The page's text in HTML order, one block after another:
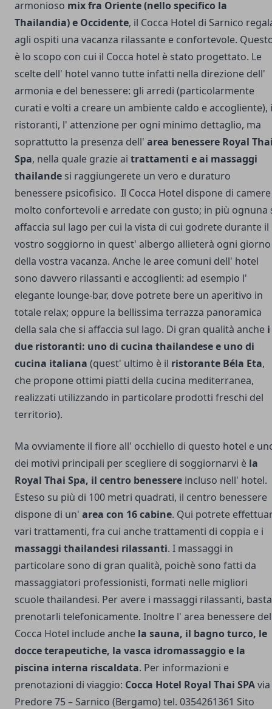
armonioso mix fra Oriente (nello specifico la
Thailandia) e Occidente, il Cocca Hotel di Sarnico
agli ospiti una vacanza rilassante e confortevole.
è lo scopo con cui il Cocca hotel è stato progettato. Le
scelte dell' hotel vanno tutte infatti nella direzione dell'
armonia e del benessere: gli arredi (particolarmente
curati e volti a creare un ambiente caldo e accogliente), i
ristoranti, l' attenzione per ogni minimo dettaglio, ma
soprattutto la presenza dell' area benessere Royal
Spa, nella quale grazie ai trattamenti e ai massaggi
thailande si raggiungerete un vero e duraturo
benessere psicofisico. Il Cocca Hotel dispone di camere
molto confortevoli e arredate con gusto; in più ognuna
affaccia sul lago per cui la vista di cui godrete durante il
vostro soggiorno in quest' albergo allieterà ogni giorno
della vostra vacanza. Anche le aree comuni dell' hotel
sono davvero rilassanti e accoglienti: ad esempio l'
elegante lounge-bar, dove potrete bere un aperitivo in
totale relax; oppure la bellissima terrazza panoramica
della sala che si affaccia sul lago. Di gran qualità anche i
due ristoranti: uno di cucina thailandese e uno di
cucina italiana (quest' ultimo è il ristorante Béla Eta,
che propone ottimi piatti della cucina mediterranea,
realizzati utilizzando in particolare prodotti freschi del
territorio).
Ma ovviamente il fiore all' occhiello di questo hotel e
dei motivi principali per scegliere di soggiornarvi è la
Royal Thai Spa, il centro benessere incluso nell' hotel.
Esteso su più di 100 metri quadrati, il centro benessere
dispone di un' area con 16 cabine. Qui potrete
vari trattamenti, fra cui anche trattamenti di coppia e i
massaggi thailandesi rilassanti. I massaggi in
particolare sono di gran qualità, poichè sono fatti da
massaggiatori professionisti, formati nelle migliori
scuole thailandesi. Per avere i massaggi rilassanti, basta
prenotarli telefonicamente. Inoltre l' area benessere del
Cocca Hotel include anche la sauna, il bagno turco, le
docce terapeutiche, la vasca idromassaggio e la
piscina interna riscaldata. Per informazioni e
prenotazioni di viaggio: Cocca Hotel Royal Thai SPAvia
Predore 75 – Sarnico (Bergamo) tel. 0354261361 Sito